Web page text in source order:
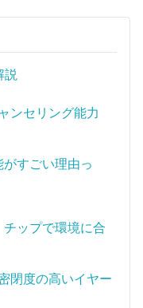
説
ンセリング能力
すごい理由っ
ップで環境に合
閉度の高いイヤー